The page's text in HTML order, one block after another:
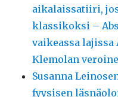
aikalaissatiiri,
klassikoksi –
vaikeassa
Klemolan
Susanna
fyysisen